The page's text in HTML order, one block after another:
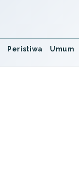
Peristiwa Umum